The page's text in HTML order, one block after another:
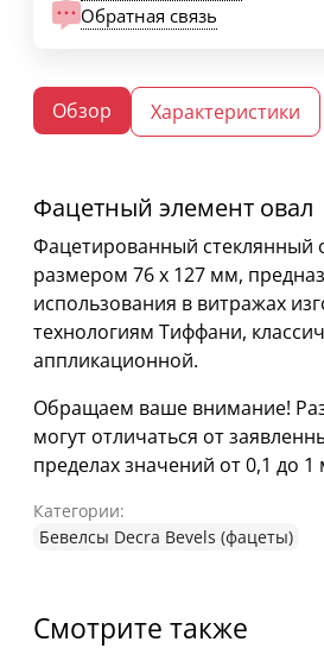
Обратная связь
Обзор Характеристики
Фацетный элемент овал
Фацетированный стеклянный
размером 76 х 127 мм,
использования в витражах
технологиям Тиффани,
аппликационной.
Обращаем ваше внимание!
могут отличаться от
пределах значений от 0,1 до 1
Категории:
Бевелсы Decra Bevels (фацеты)
Смотрите также